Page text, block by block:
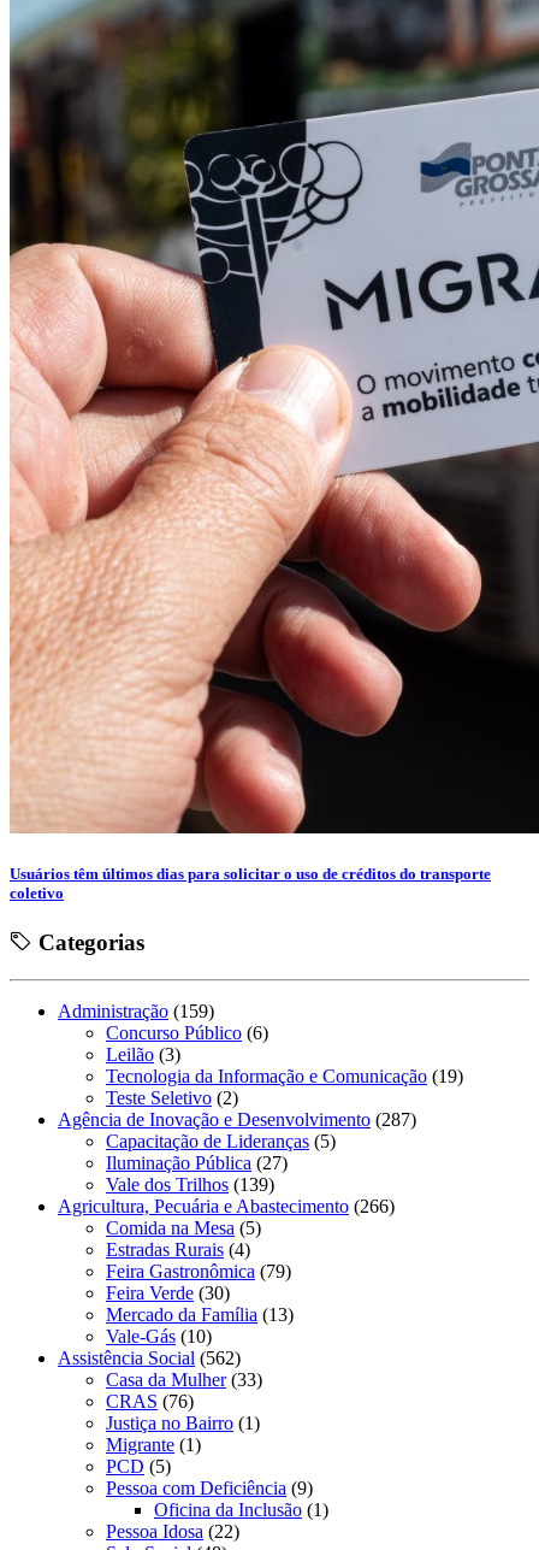
Usuários têm últimos dias para solicitar o uso de créditos do transporte
coletivo
Categorias
Administração (159)
Concurso Público (6)
Leilão (3)
Tecnologia da Informação e Comunicação (19)
Teste Seletivo (2)
Agência de Inovação e Desenvolvimento (287)
Capacitação de Lideranças (5)
Iluminação Pública (27)
Vale dos Trilhos (139)
Agricultura, Pecuária e Abastecimento (266)
Comida na Mesa (5)
Estradas Rurais (4)
Feira Gastronômica (79)
Feira Verde (30)
Mercado da Família (13)
Vale-Gás (10)
Assistência Social (562)
Casa da Mulher(33)
CRAS (76)
Justiça no Bairro (1)
Migrante (1)
PCD (5)
Pessoa com Deficiência (9)
Oficina da Inclusão (1)
Pessoa Idosa (22)